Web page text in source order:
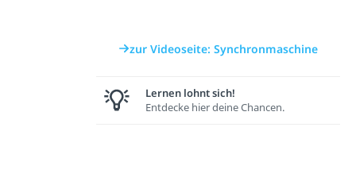
zur Videoseite: Synchronmaschine
Lernen lohnt sich!
Entdecke hier deine Chancen.